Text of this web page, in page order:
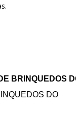
BRINQUEDOS
DO